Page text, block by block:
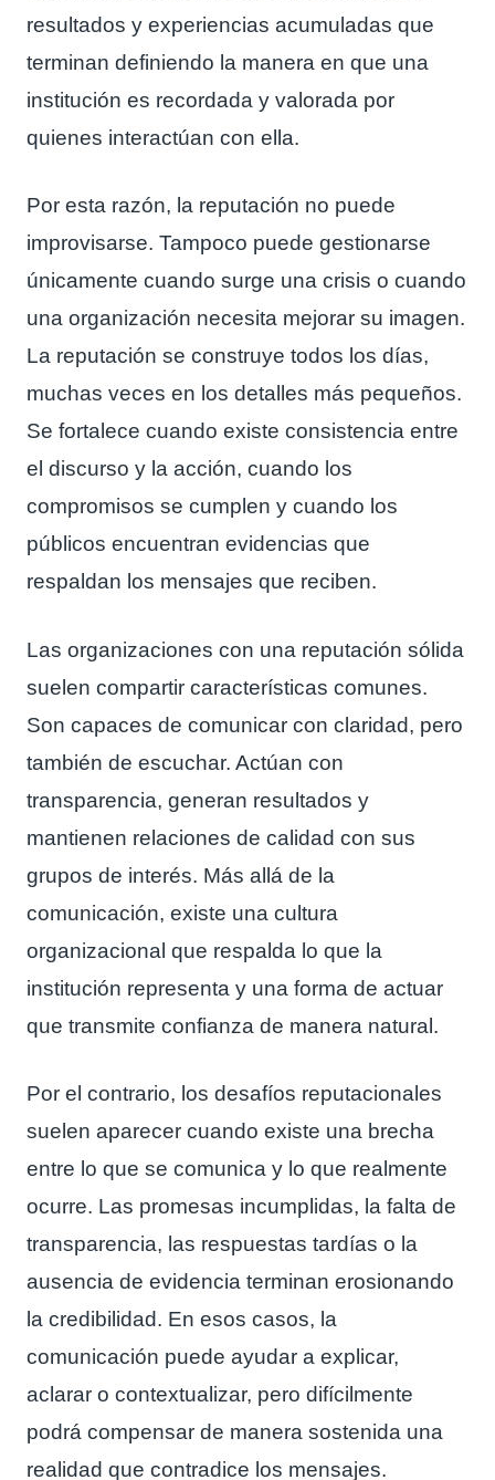
resultados y experiencias acumuladas que
terminan definiendo la manera en que una
institución es recordada y valorada por
quienes interactúan con ella.
Por esta razón, la reputación no puede
improvisarse. Tampoco puede gestionarse
únicamente cuando surge una crisis o cuando
una organización necesita mejorar su imagen.
La reputación se construye todos los días,
muchas veces en los detalles más pequeños.
Se fortalece cuando existe consistencia entre
el discurso y la acción, cuando los
compromisos se cumplen y cuando los
públicos encuentran evidencias que
respaldan los mensajes que reciben.
Las organizaciones con una reputación sólida
suelen compartir características comunes.
Son capaces de comunicar con claridad, pero
también de escuchar. Actúan con
transparencia, generan resultados y
mantienen relaciones de calidad con sus
grupos de interés. Más allá de la
comunicación, existe una cultura
organizacional que respalda lo que la
institución representa y una forma de actuar
que transmite confianza de manera natural.
Por el contrario, los desafíos reputacionales
suelen aparecer cuando existe una brecha
entre lo que se comunica y lo que realmente
ocurre. Las promesas incumplidas, la falta de
transparencia, las respuestas tardías o la
ausencia de evidencia terminan erosionando
la credibilidad. En esos casos, la
comunicación puede ayudar a explicar,
aclarar o contextualizar, pero difícilmente
podrá compensar de manera sostenida una
realidad que contradice los mensajes.